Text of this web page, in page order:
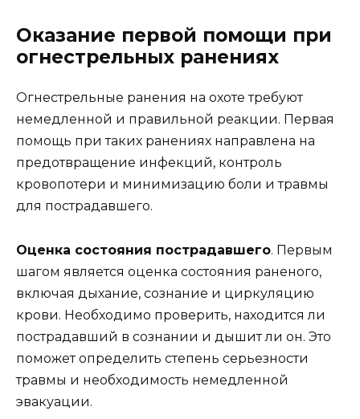
Оказание первой помощи при
огнестрельных ранениях
Огнестрельные ранения на охоте требуют
немедленной и правильной реакции. Первая
помощь при таких ранениях направлена на
предотвращение инфекций, контроль
кровопотери и минимизацию боли и травмы
для пострадавшего.
Оценка состояния пострадавшего. Первым
шагом является оценка состояния раненого,
включая дыхание, сознание и циркуляцию
крови. Необходимо проверить, находится ли
пострадавший в сознании и дышит ли он. Это
поможет определить степень серьезности
травмы и необходимость немедленной
эвакуации.